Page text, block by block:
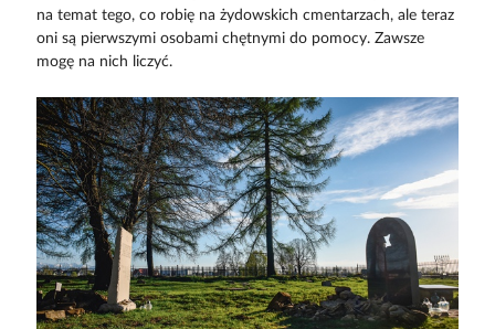
na temat tego, co robię na żydowskich cmentarzach, ale teraz
oni są pierwszymi osobami chętnymi do pomocy. Zawsze
mogę na nich liczyć.